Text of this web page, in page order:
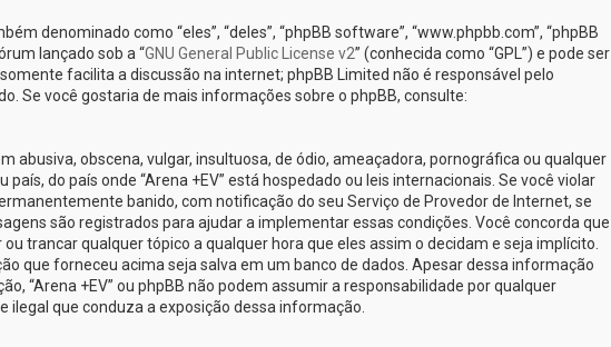
denominado como “eles”, “deles”, “phpBB software”, “www.phpbb.com”, “phpBB
lançado sob a “GNU General Public License v2” (conhecida como “GPL”) e pode ser
somente facilita a discussão na internet; phpBB Limited não é responsável pelo
Se você gostaria de mais informações sobre o phpBB, consulte:
abusiva, obscena, vulgar, insultuosa, de ódio, ameaçadora, pornográfica ou qualquer
do país onde “Arena +EV” está hospedado ou leis internacionais. Se você violar
banido, com notificação do seu Serviço de Provedor de Internet, se
são registrados para ajudar a implementar essas condições. Você concorda que
trancar qualquer tópico a qualquer hora que eles assim o decidam e seja implícito.
que forneceu acima seja salva em um banco de dados. Apesar dessa informação
“Arena +EV” ou phpBB não podem assumir a responsabilidade por qualquer
que conduza a exposição dessa informação.